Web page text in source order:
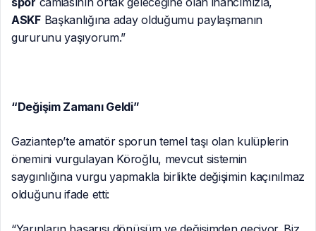
ASKFBaşkanlığına aday olduğumu paylaşmanın
gururunu yaşıyorum.”
“Değişim Zamanı Geldi”
Gaziantep’te amatör sporun temel taşı olan kulüplerin
önemini vurgulayan Köroğlu, mevcut sistemin
saygınlığına vurgu yapmakla birlikte değişimin kaçınılmaz
olduğunu ifade etti: